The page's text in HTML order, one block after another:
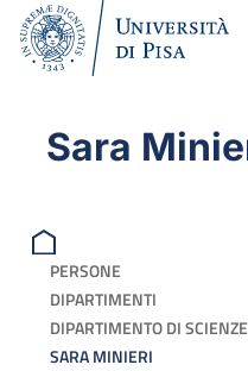
Sara
PERSONE
DIPARTIMENTI
DIPARTIMENTO DI
SARA MINIERI